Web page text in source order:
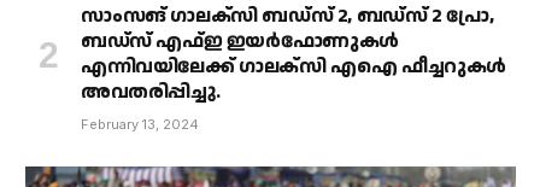
സാംസങ് ഗാലക്‌സി ബഡ്‌സ് 2, ബഡ്‌സ് 2 പ്രോ,
ബഡ്‌സ് എഫ്ഇ ഇയർഫോണുകൾ
എന്നിവയിലേക്ക് ഗാലക്‌സി എഐ ഫീച്ചറുകൾ
അവതരിപ്പിച്ചു.
February 13, 2024